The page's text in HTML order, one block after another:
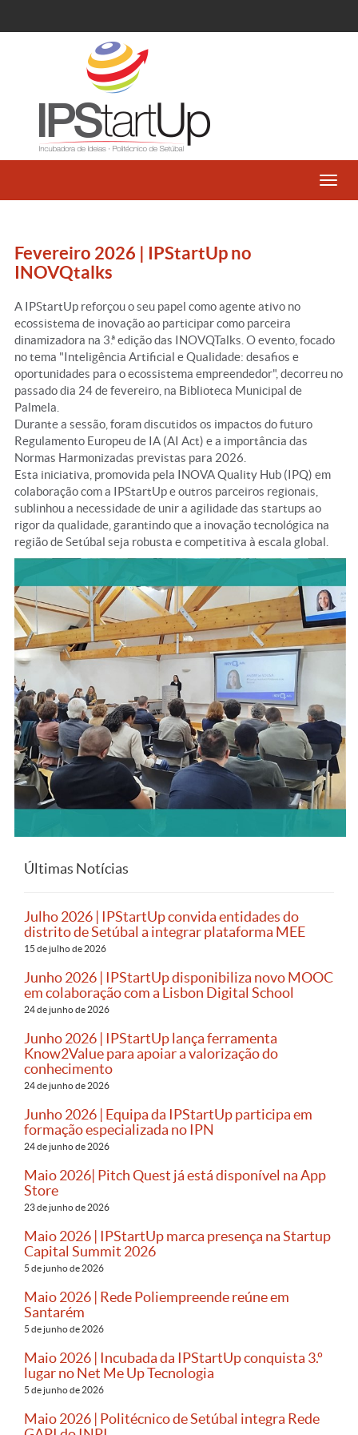
Fevereiro 2026 | IPStartUp no
INOVQtalks
A IPStartUp reforçou o seu papel como agente ativo no
ecossistema de inovação ao participar como parceira
dinamizadora na 3.ª edição das INOVQTalks. O evento, focado
no tema "Inteligência Artificial e Qualidade: desafios e
oportunidades para o ecossistema empreendedor", decorreu no
passado dia 24 de fevereiro, na Biblioteca Municipal de
Palmela.
Durante a sessão, foram discutidos os impactos do futuro
Regulamento Europeu de IA (AI Act) e a importância das
Normas Harmonizadas previstas para 2026.
Esta iniciativa, promovida pela INOVA Quality Hub (IPQ) em
colaboração com a IPStartUp e outros parceiros regionais,
sublinhou a necessidade de unir a agilidade das startups ao
rigor da qualidade, garantindo que a inovação tecnológica na
região de Setúbal seja robusta e competitiva à escala global.
Últimas Notícias
Julho 2026 | IPStartUp convida entidades do
distrito de Setúbal a integrar plataforma MEE
15 de julho de 2026
Junho 2026 | IPStartUp disponibiliza novo MOOC
em colaboração com a Lisbon Digital School
24 de junho de 2026
Junho 2026 | IPStartUp lança ferramenta
Know2Value para apoiar a valorização do
conhecimento
24 de junho de 2026
Junho 2026 | Equipa da IPStartUp participa em
formação especializada no IPN
24 de junho de 2026
Maio 2026| Pitch Quest já está disponível na App
Store
23 de junho de 2026
Maio 2026 | IPStartUp marca presença na Startup
Capital Summit 2026
5 de junho de 2026
Maio 2026 | Rede Poliempreende reúne em
Santarém
5 de junho de 2026
Maio 2026 | Incubada da IPStartUp conquista 3.º
lugar no Net Me Up Tecnologia
5 de junho de 2026
Maio 2026 | Politécnico de Setúbal integra Rede